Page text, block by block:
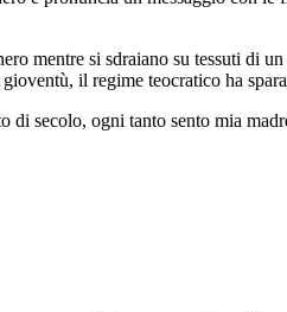
mentre si sdraiano su tessuti di
il regime teocratico ha
secolo, ogni tanto sento mia